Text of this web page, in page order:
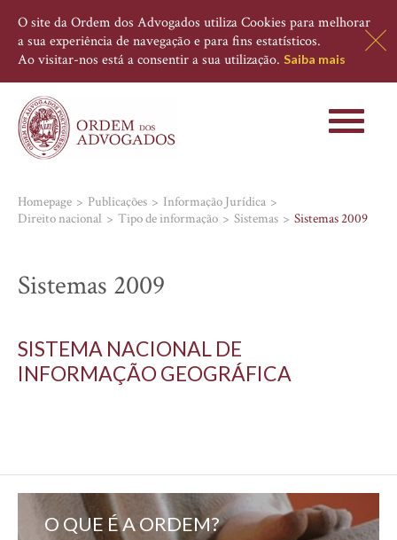
O site da Ordem dos Advogados utiliza Cookies para melhorar
a sua experiência de navegação e para fins estatísticos.
Ao visitar-nos está a consentir a sua utilização. Saiba mais
Toggle
Homepage Publicações
Informação Jurídica
Direito nacional
Tipo de informação Sistemas Sistemas 2009
Sistemas 2009
SISTEMA NACIONAL DE
INFORMAÇÃO GEOGRÁFICA
O QUE É A ORDEM?